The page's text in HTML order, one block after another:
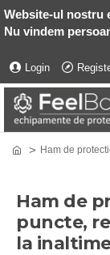
Website-ul nostru
Nu vindem
Login
Ham de
Ham de
puncte,
la